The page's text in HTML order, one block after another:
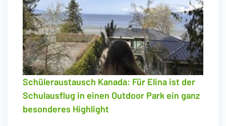
Schüleraustausch Kanada: Für Elina ist der
Schulausflug in einen Outdoor Park ein ganz
besonderes Highlight